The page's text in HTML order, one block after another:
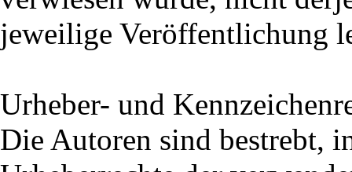
jeweilige Veröffentlichung
Urheber- und
Die Autoren sind bestrebt,